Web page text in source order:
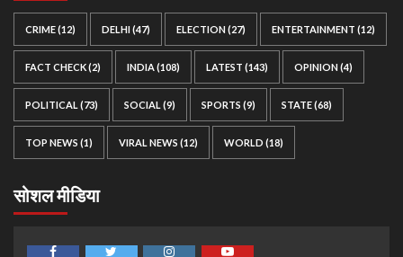
CRIME(12) DELHI(47) ELECTION(27) ENTERTAINMENT (12)
FACT CHECK(2) INDIA(108) LATEST (143) OPINION(4)
POLITICAL (73) SOCIAL (9) SPORTS (9) STATE(68)
TOP NEWS (1) VIRAL NEWS (12) WORLD (18)
सोशल मीडिया